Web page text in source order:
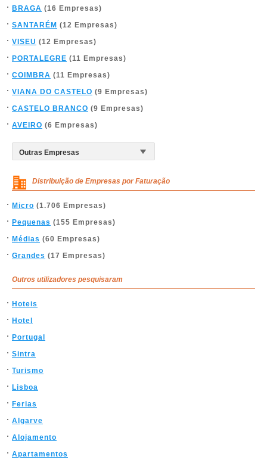
BRAGA (16 Empresas)
SANTARÉM (12 Empresas)
VISEU (12 Empresas)
PORTALEGRE (11 Empresas)
COIMBRA (11 Empresas)
VIANA DO CASTELO (9 Empresas)
CASTELO BRANCO (9 Empresas)
AVEIRO (6 Empresas)
Distribuição de Empresas por Faturação
Micro (1.706 Empresas)
Pequenas (155 Empresas)
Médias (60 Empresas)
Grandes (17 Empresas)
Outros utilizadores pesquisaram
Hoteis
Hotel
Portugal
Sintra
Turismo
Lisboa
Ferias
Algarve
Alojamento
Apartamentos